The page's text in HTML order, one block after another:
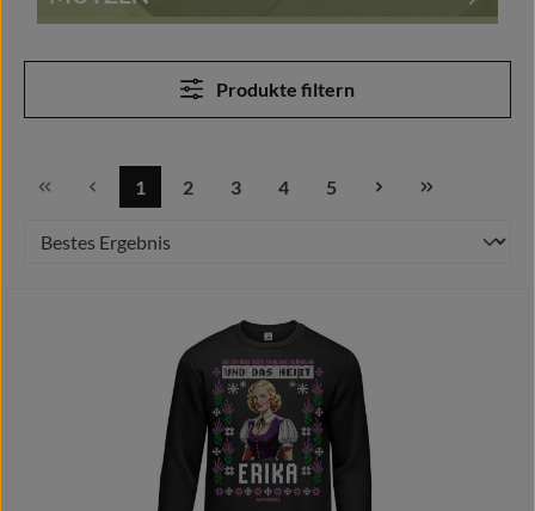
Produkte filtern
Seite
1
Seite
2
Seite
3
Seite
4
Seite
5